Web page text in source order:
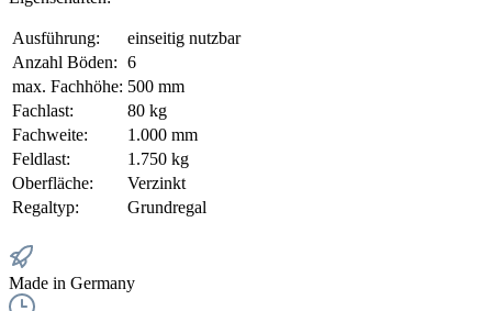
Ausführung:
einseitig nutzbar
Anzahl Böden: 6
max. Fachhöhe: 500 mm
Fachlast:
80 kg
Fachweite:
1.000 mm
Feldlast:
1.750 kg
Oberfläche:
Verzinkt
Regaltyp:
Grundregal
Made in Germany